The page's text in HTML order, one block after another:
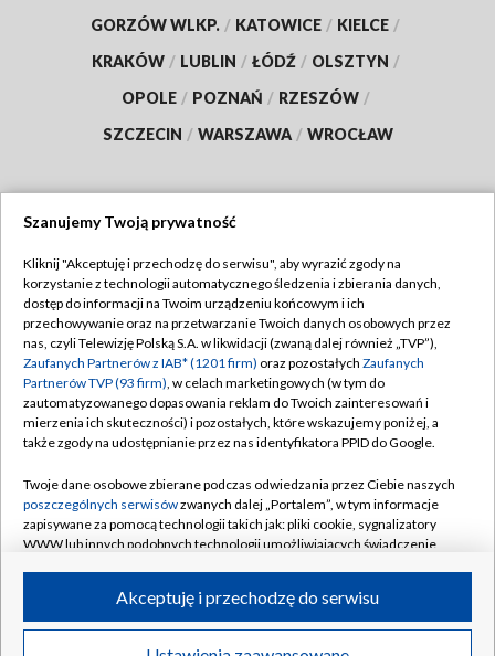
GORZÓW WLKP. / KATOWICE / KIELCE /
KRAKÓW / LUBLIN / ŁÓDŹ / OLSZTYN /
OPOLE / POZNAŃ / RZESZÓW /
SZCZECIN / WARSZAWA / WROCŁAW
TVP
Abonament TVP
Emisja w TVP
Centrum informacji TVP
Naziemna Telewizja Cyfrowa
Rada Programowa
System NOS
Informacje o nadawcy
Program dla prasy
Regulamin TVP
Polityka prywatności
Moje zgody
Pomoc
Kontakt
Kanały
©2026 Telewizja Polska S.A. w likwidacji
Szanujemy Twoją prywatność
Kliknij "Akceptuję i przechodzę do serwisu", aby wyrazić zgody na
korzystanie z technologii automatycznego śledzenia i zbierania danych,
dostęp do informacji na Twoim urządzeniu końcowym i ich
przechowywanie oraz na przetwarzanie Twoich danych osobowych przez
nas, czyli Telewizję Polską S.A. w likwidacji (zwaną dalej również „TVP”),
Zaufanych Partnerów z IAB* (1201 firm) oraz pozostałych Zaufanych
Partnerów TVP (93 firm), w celach marketingowych (w tym do
zautomatyzowanego dopasowania reklam do Twoich zainteresowań i
mierzenia ich skuteczności) i pozostałych, które wskazujemy poniżej, a
także zgody na udostępnianie przez nas identyfikatora PPID do Google.
Twoje dane osobowe zbierane podczas odwiedzania przez Ciebie naszych
poszczególnych serwisówzwanych dalej „Portalem”, w tym informacje
zapisywane za pomocą technologii takich jak: pliki cookie, sygnalizatory
WWW lub innych podobnych technologii umożliwiających świadczenie
ruchu w Internecie.
Twoje dane osobowe zbierane podczas odwiedzania przez Ciebie
Akceptuję i przechodzę do serwisu